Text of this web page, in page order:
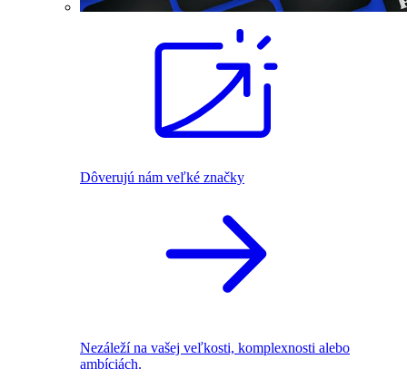
Dôverujú nám veľké značky
Nezáleží na vašej veľkosti, komplexnosti alebo
ambíciách.